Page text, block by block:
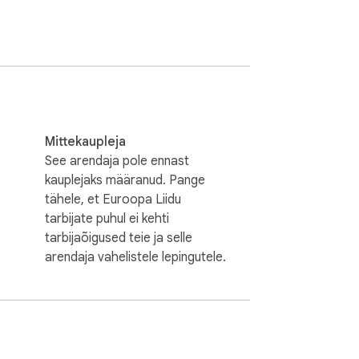
Salesforce tegelikult töötab:
vahel
ja lihtsamini kontrollitavaks.
Mittekaupleja
See arendaja pole ennast
kauplejaks määranud. Pange
tähele, et Euroopa Liidu
tarbijate puhul ei kehti
tarbijaõigused teie ja selle
arendaja vahelistele lepingutele.